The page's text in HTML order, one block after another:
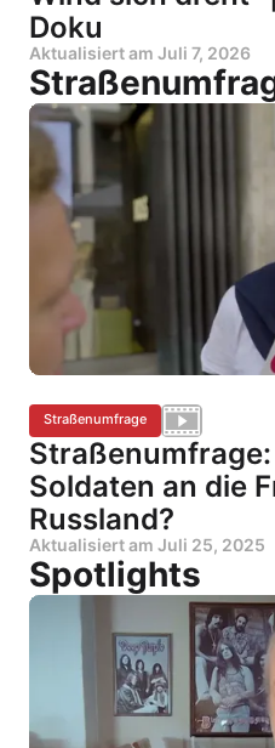
Doku
Aktualisiert am Juli 7, 2026
Straßenumfrage
Soldaten an die
Russland?
Aktualisiert am Juli 25, 2025
Spotlights